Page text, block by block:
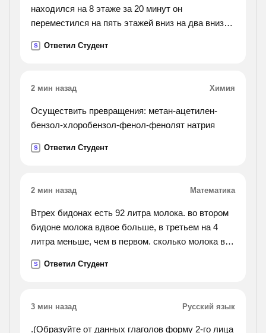
находился на 8 этаже за 20 минут он
переместился на пять этажей вниз на два вниз
вниз на каком этаже лифт ноходится после всех
этажа 2.7 метра?
S Ответил Студент
2 мин назад Химия
Осуществить превращения: метан-ацетилен-
бензол-хлоробензол-фенол-фенолят натрия
S Ответил Студент
2 мин назад Математика
Втрех бидонах есть 92 литра молока. во втором
бидоне молока вдвое больше, в третьем на 4
литра меньше, чем в первом. сколько молока в
S Ответил Студент
3 мин назад Русский язык
.(Образуйте от данных глаголов форму 2-го лица